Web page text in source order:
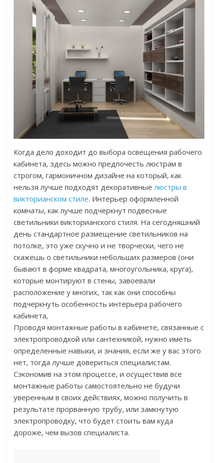
Когда дело доходит до выбора освещения рабочего
кабинета, здесь можно предпочесть люстрам в
строгом, гармоничном дизайне на который, как
нельзя лучше подходят декоративные люстры в
викторианском стиле. Интерьер оформленной
комнаты, как лучше подчеркнут подвесные
светильники викторианского стиля. На сегодняшний
день стандартное размещение светильников на
потолке, это уже скучно и не творчески, чего не
скажешь о светильники небольших размеров (они
бывают в форме квадрата, многоугольника, круга),
которые монтируют в стены, завоевали
расположение у многих, так как они способны
подчеркнуть особенность интерьера рабочего
кабинета,
Проводя монтажные работы в кабинете, связанные с
электропроводкой или сантехникой, нужно иметь
определенные навыки, и знания, если же у вас этого
нет, тогда лучше довериться специалистам.
Сэкономив на этом процессе, и осуществив все
монтажные работы самостоятельно не будучи
уверенным в своих действиях, можно получить в
результате прорванную трубу, или замкнутую
электропроводку, что будет стоить вам куда
дороже, чем вызов специалиста.